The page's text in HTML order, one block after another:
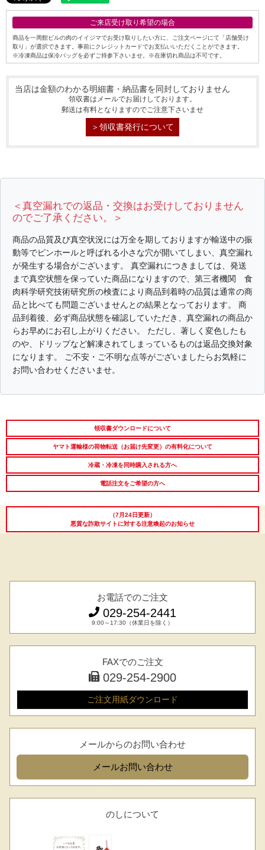
シーン別特集
お中元ハムギフ
ト
LINEギフト ふるさと納税
ご来店受け取り希望の場合
商品を一周館ビルの肉のイイジマでお受け取りしたい方に、ご注文ページにて「店舗受け
取り」が選択できます。事前にクレジットカードでお支払いいただくことができます。
※冷凍商品は保冷バッグを必ずご持参下さいませ。※在庫切れ商品は不可です。
当店は金額のわかる明細書・納品書を同封しておりません
領収書はメールでお届けしております。
郵送は有料となりますのでご注意下さいませ
＞領収書発行について
＜真空漏れでの返品・交換はお受けしておりません
のでご了承ください。＞
商品の品質及び真空状況には万全を期しておりますが輸送中の振
動等でピンホールと呼ばれる小さな穴が開いてしまい、真空漏れ
が発生する場合がございます。 真空漏れにつきましては、発送
まで真空状態を保っていた商品になりますので、第三者機関 食
肉科学研究技術研究所の検査により商品到着時の品質は通常の商
品と比べても問題ございませんとの結果となっております。 商
品到着後、必ず商品状態を確認していただき、真空漏れの商品か
らお早めにお召し上がりください。 ただし、著しく変色したも
のや、ドリップなど解凍されてしまっているものは返品交換対象
になります。 ご不安・ご不明な点等がございましたらお気軽に
お問い合わせくださいませ。
領収書ダウンロードについて
ヤマト運輸様の荷物転送（お届け先変更）の有料化について
冷蔵・冷凍を同時購入される方へ
電話注文をご希望の方へ
（7月24日更新）
悪質な詐欺サイトに対する注意喚起のお知らせ
お電話でのご注文
029-254-2441
9:00～17:30（休業日を除く）
FAXでのご注文
029-254-2900
ご注文用紙ダウンロード
メールからのお問い合わせ
メールお問い合わせ
のしについて